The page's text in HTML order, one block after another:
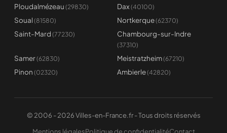
Ploudalmézeau (29830) Dax (40100)
Soual (81580) Nortkerque(62370)
Saint-Mard (77230) Chambourg-sur-Indre
(37310)
Samer(62830) Meistratzheim(67210)
Pinon (02320) Ambierle(42820)
© 2006 - 2026 Villes-en-France.fr - Tous droits réservés